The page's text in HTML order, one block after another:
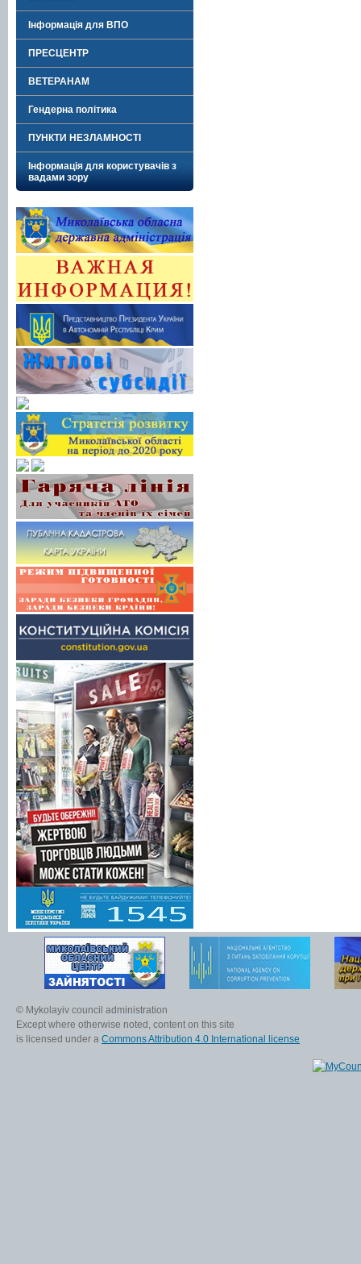
Інформація для ВПО
ПРЕСЦЕНТР
ВЕТЕРАНАМ
Гендерна політика
ПУНКТИ НЕЗЛАМНОСТІ
Інформація для користувачів з
вадами зору
© Mykolayiv council administration
Except where otherwise noted, content on this site
is licensed under a Commons Attribution 4.0 International license